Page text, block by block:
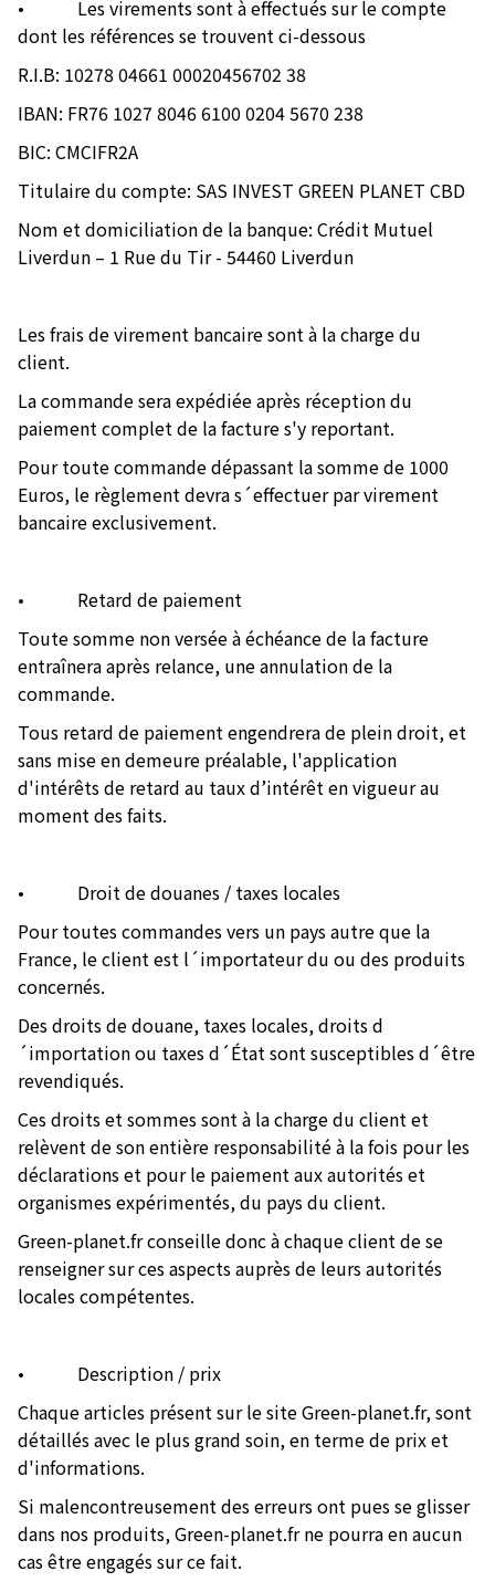
• Les virements sont à effectués sur le compte
dont les références se trouvent ci-dessous
R.I.B: 10278 04661 00020456702 38
IBAN: FR76 1027 8046 6100 0204 5670 238
BIC: CMCIFR2A
Titulaire du compte: SAS INVEST GREEN PLANET CBD
Nom et domiciliation de la banque: Crédit Mutuel
Liverdun – 1 Rue du Tir - 54460 Liverdun
Les frais de virement bancaire sont à la charge du
client.
La commande sera expédiée après réception du
paiement complet de la facture s'y reportant.
Pour toute commande dépassant la somme de 1000
Euros, le règlement devra s´effectuer par virement
bancaire exclusivement.
• Retard de paiement
Toute somme non versée à échéance de la facture
entraînera après relance, une annulation de la
commande.
Tous retard de paiement engendrera de plein droit, et
sans mise en demeure préalable, l'application
d'intérêts de retard au taux d’intérêt en vigueur au
moment des faits.
• Droit de douanes / taxes locales
Pour toutes commandes vers un pays autre que la
France, le client est l´importateur du ou des produits
concernés.
Des droits de douane, taxes locales, droits d
´importation ou taxes d´État sont susceptibles d´être
revendiqués.
Ces droits et sommes sont à la charge du client et
relèvent de son entière responsabilité à la fois pour les
déclarations et pour le paiement aux autorités et
organismes expérimentés, du pays du client.
Green-planet.fr conseille donc à chaque client de se
renseigner sur ces aspects auprès de leurs autorités
locales compétentes.
• Description / prix
Chaque articles présent sur le site Green-planet.fr, sont
détaillés avec le plus grand soin, en terme de prix et
d'informations.
Si malencontreusement des erreurs ont pues se glisser
dans nos produits, Green-planet.fr ne pourra en aucun
cas être engagés sur ce fait.